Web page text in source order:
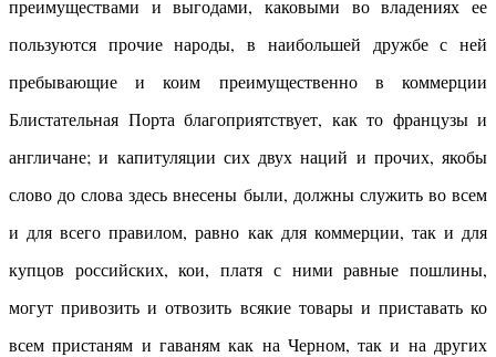
преимуществами и выгодами, каковыми во владениях ее
пользуются прочие народы, в наибольшей дружбе с ней
пребывающие и коим преимущественно в коммерции
Блистательная Порта благоприятствует, как то французы и
англичане; и капитуляции сих двух наций и прочих, якобы
слово до слова здесь внесены были, должны служить во всем
и для всего правилом, равно как для коммерции, так и для
купцов российских, кои, платя с ними равные пошлины,
могут привозить и отвозить всякие товары и приставать ко
всем пристаням и гаваням как на Черном, так и на других